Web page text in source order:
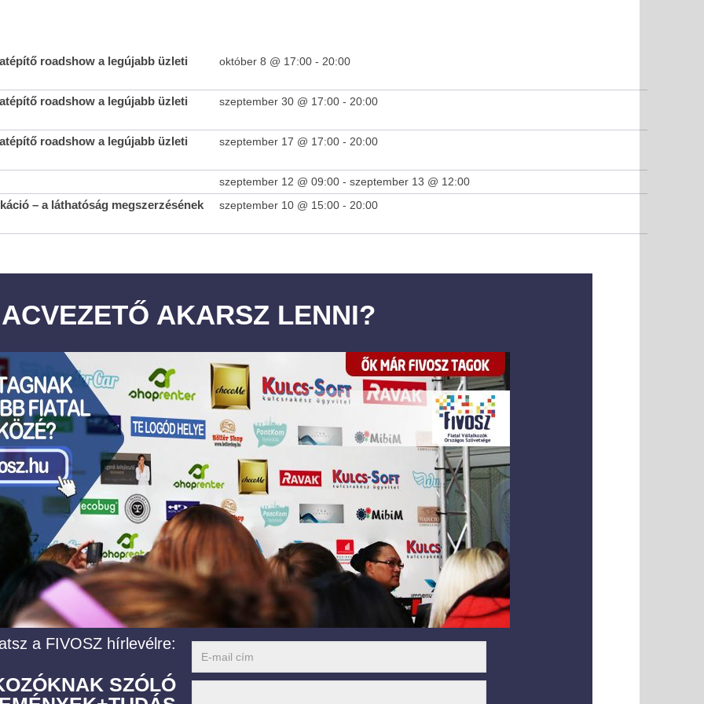
roadshow a legújabb üzleti október 8 @ 17:00- 20:00
roadshow a legújabb üzleti szeptember 30 @ 17:00- 20:00
roadshow a legújabb üzleti szeptember 17 @ 17:00- 20:00
szeptember 12 @ 09:00- szeptember 13 @ 12:00
– a láthatóság megszerzésének szeptember 10 @ 15:00- 20:00
AKARSZ LENNI?
a FIVOSZ hírlevélre:
SZÓLÓ